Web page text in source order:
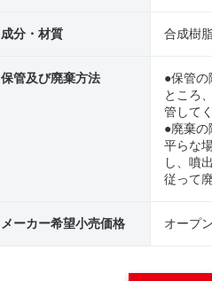
成分・材質 合成樹
保管及び廃棄方法
●保管
ところ
管して
●廃棄
平らな
し、噴
従って
メーカー希望小売価格 オープン